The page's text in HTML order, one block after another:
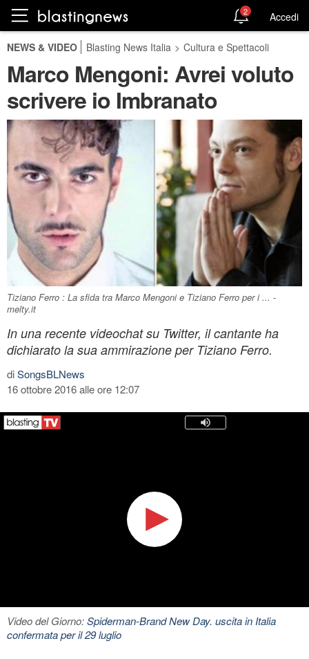
2 Accedi
NEWS & VIDEO Blasting News Italia > Cultura e Spettacoli
Marco Mengoni: Avrei voluto
scrivere io Imbranato
Tiziano Ferro : La sfida tra Marco Mengoni e Tiziano Ferro per i ... -
melty.it
In una recente videochat su Twitter, il cantante ha
dichiarato la sua ammirazione per Tiziano Ferro.
diSongsBLNews
16 ottobre 2016 alle ore 12:07
Video del Giorno:Spiderman-Brand New Day. uscita in Italia
confermata per il 29 luglio